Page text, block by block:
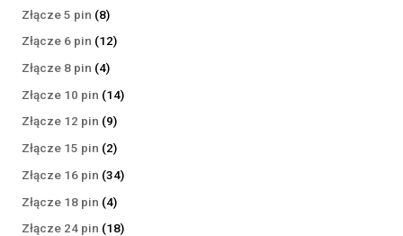
Złącze 5 pin 88
produktów
Złącze 6 pin 1212
Złącze 8 pin 44
produkty
Złącze 10 pin 1414
Złącze 12 pin 99
produktów
Złącze 15 pin 22
produkty
Złącze 16 pin 3434
Złącze 18 pin 44
produkty
Złącze 24 pin 1818